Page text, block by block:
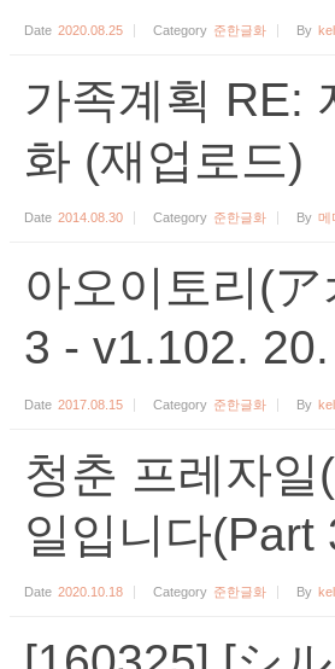
Date 2020.08.25 Category 준한글화 By
가족계획 RE:
화 (재업로드)
Date 2014.08.30 Category 준한글화 By 메
아오이토리(
3 - v1.102.
Date 2017.08.15 Category 준한글화 By
청춘 프레자
일입니다
Date 2020.10.18 Category 준한글화 By